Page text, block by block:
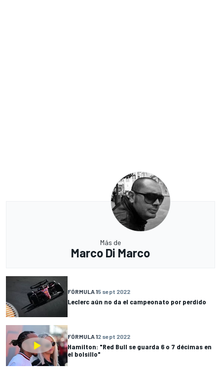
Más de
Marco Di Marco
FÓRMULA 15 sept 2022
Leclerc aún no da el campeonato por perdido
FÓRMULA 12 sept 2022
Hamilton: "Red Bull se guarda 6 o 7 décimas en
el bolsillo"